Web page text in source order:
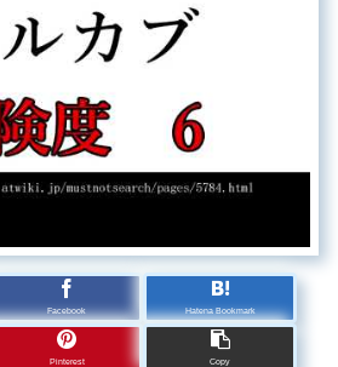
Facebook Hatena Bookmark
Pinterest Copy